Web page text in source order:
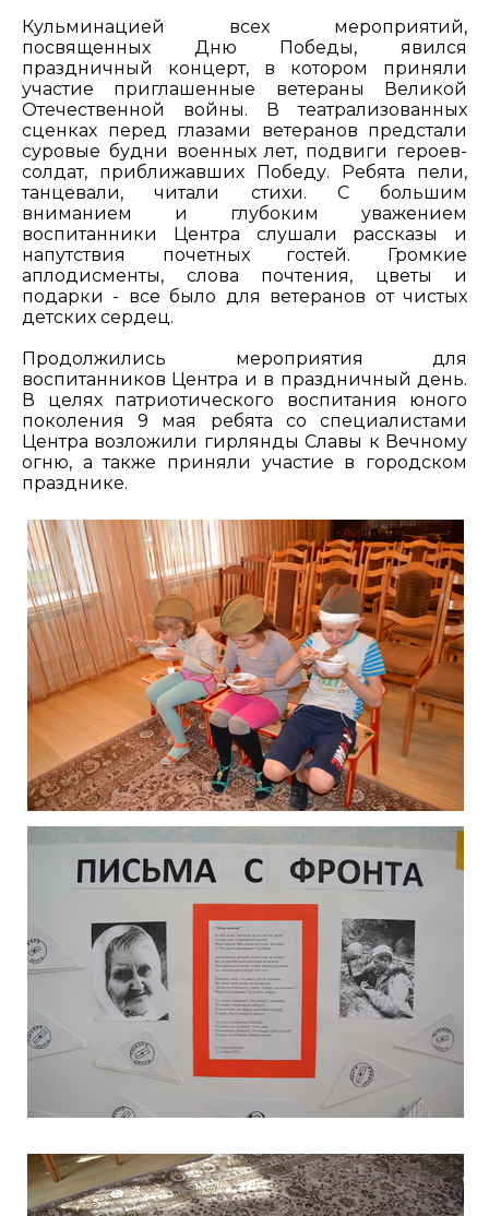
Кульминацией всех мероприятий,
посвященных Дню Победы, явился
праздничный концерт, в котором приняли
участие приглашенные ветераны Великой
Отечественной войны. В театрализованных
сценках перед глазами ветеранов предстали
суровые будни военных лет, подвиги героев-
солдат, приближавших Победу. Ребята пели,
танцевали, читали стихи. С большим
вниманием и глубоким уважением
воспитанники Центра слушали рассказы и
напутствия почетных гостей. Громкие
аплодисменты, слова почтения, цветы и
подарки - все было для ветеранов от чистых
детских сердец.
Продолжились мероприятия для
воспитанников Центра и в праздничный день.
В целях патриотического воспитания юного
поколения 9 мая ребята со специалистами
Центра возложили гирлянды Славы к Вечному
огню, а также приняли участие в городском
празднике.